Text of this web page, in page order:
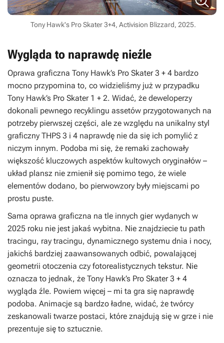
Tony Hawk's Pro Skater 3+4, Activision Blizzard, 2025.
Wygląda to naprawdę nieźle
Oprawa graficzna Tony Hawk’s Pro Skater 3 + 4 bardzo
mocno przypomina to, co widzieliśmy już w przypadku
Tony Hawk’s Pro Skater 1 + 2. Widać, że deweloperzy
dokonali pewnego recyklingu assetów przygotowanych na
potrzeby pierwszej części, ale ze względu na unikalny styl
graficzny THPS 3 i 4 naprawdę nie da się ich pomylić z
niczym innym. Podoba mi się, że remaki zachowały
większość kluczowych aspektów kultowych oryginałów –
układ plansz nie zmienił się pomimo tego, że wiele
elementów dodano, bo pierwowzory były miejscami po
prostu puste.
Sama oprawa graficzna na tle innych gier wydanych w
2025 roku nie jest jakaś wybitna. Nie znajdziecie tu path
tracingu, ray tracingu, dynamicznego systemu dnia i nocy,
jakichś bardziej zaawansowanych odbić, powalającej
geometrii otoczenia czy fotorealistycznych tekstur. Nie
oznacza to jednak, że Tony Hawk’s Pro Skater 3 + 4
wygląda źle. Powiem więcej – mi ta gra się naprawdę
podoba. Animacje są bardzo ładne, widać, że twórcy
zeskanowali twarze postaci, które znajdują się w grze i nie
prezentuje się to sztucznie.